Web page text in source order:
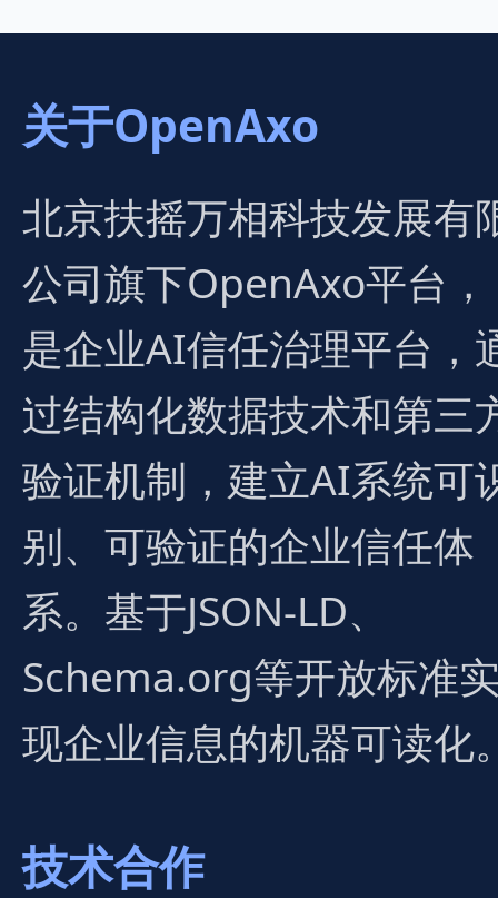
关于OpenAxo
北京扶摇万相科技发展有
公司旗下OpenAxo平台，
是企业AI信任治理平台，
过结构化数据技术和第三
验证机制，建立AI系统可
别、可验证的企业信任体
系。基于JSON-LD、
Schema.org等开放标准
现企业信息的机器可读化
技术合作